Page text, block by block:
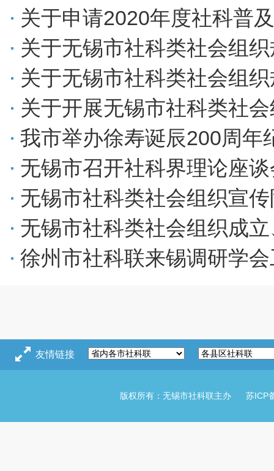
关于申请2020年度社科普
关于无锡市社科类社会组
关于无锡市社科类社会组
关于开展无锡市社科类社
我市举办徐寿诞辰200周年
无锡市召开社科界理论座
无锡市社科类社会组织宣
无锡市社科类社会组织成
徐州市社科联来锡调研学
友情链接
版权所有：无锡市社科联主办 苏ICP